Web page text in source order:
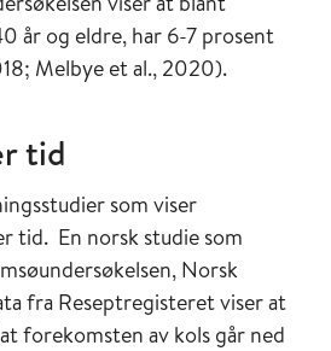
år og eldre, har 6-7 prosent
Melbye et al., 2020).
tid
som viser
tid. En norsk studie som
Norsk
fra Reseptregisteret viser at
forekomsten av kols går ned